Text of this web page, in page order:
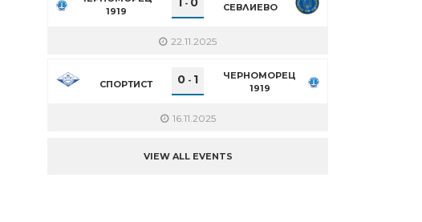
1919
- СЕВЛИЕВО
22.11.2025
СПОРТИСТ 0 - 1
ЧЕРНОМОРЕЦ
1919
16.11.2025
VIEW ALL EVENTS